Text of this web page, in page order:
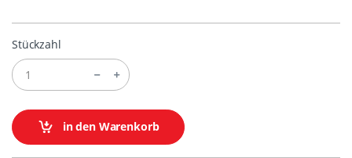
Stückzahl
in den Warenkorb